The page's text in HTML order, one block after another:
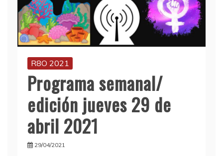
R8O 2021
Programa semanal/
edición jueves 29 de
abril 2021
29/04/2021